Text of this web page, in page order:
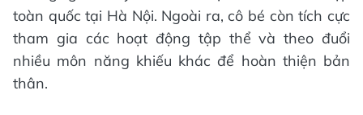
toàn quốc tại Hà Nội. Ngoài ra, cô bé còn tích cực
tham gia các hoạt động tập thể và theo đuổi
nhiều môn năng khiếu khác để hoàn thiện bản
thân.